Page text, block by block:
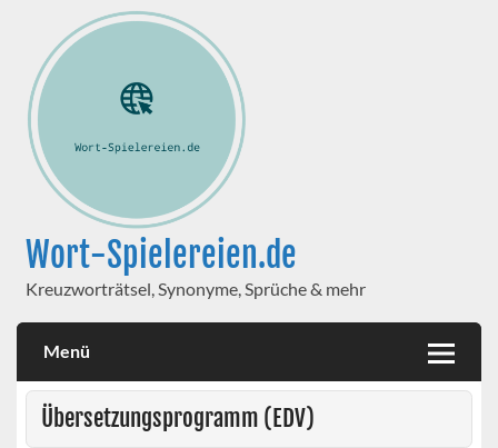
Wort-Spielereien.de
Kreuzworträtsel, Synonyme, Sprüche & mehr
Menü
Übersetzungsprogramm (EDV)